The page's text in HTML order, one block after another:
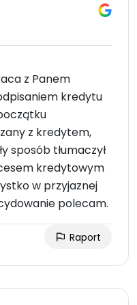
z Panem
kredytu
z kredytem,
sposób tłumaczył
kredytowym
w przyjaznej
polecam.
Raport